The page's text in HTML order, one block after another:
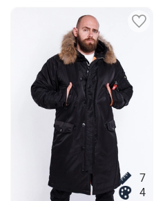
7
4